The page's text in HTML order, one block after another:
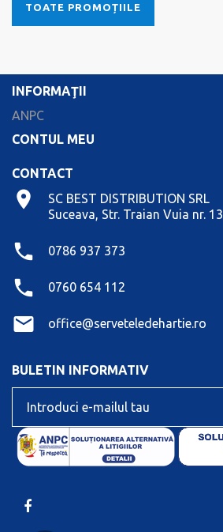
TOATE PROMOȚIILE
INFORMAŢII
ANPC
CONTUL MEU
CONTACT
SC BEST DISTRIBUTION SRL
Suceava, Str. Traian Vuia nr. 13
0786 937 373
0760 654 112
office@serveteledehartie.ro
BULETIN INFORMATIV